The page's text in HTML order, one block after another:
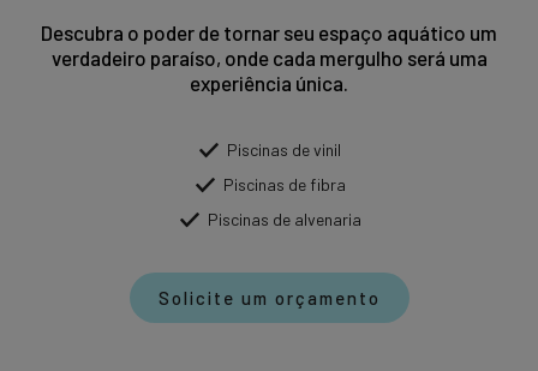
Descubra o poder de tornar seu espaço aquático um
verdadeiro paraíso, onde cada mergulho será uma
experiência única.
Piscinas de vinil
Piscinas de fibra
Piscinas de alvenaria
Solicite um orçamento